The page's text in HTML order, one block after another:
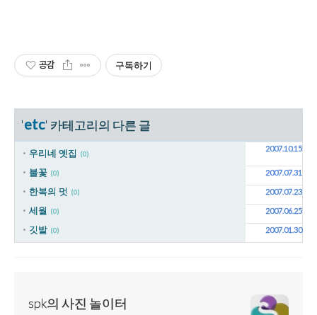
공감 구독하기
'etc' 카테고리의 다른 글
우리네 옛집 (0)
2007.10.15
불꽃 (0) 2007.07.31
한복의 멋 (0) 2007.07.23
세월 (0) 2007.06.25
깃발 (0) 2007.01.30
spk의 사진 놀이터